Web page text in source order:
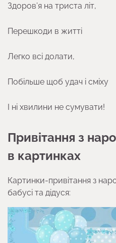
Здоров’я на триста літ,
Перешкоди в житті
Легко всі долати,
Побільше щоб удач і сміху
І ні хвилини не сумувати!
Привітання з
в картинках
Картинки-привітання з
бабусі та дідуся: